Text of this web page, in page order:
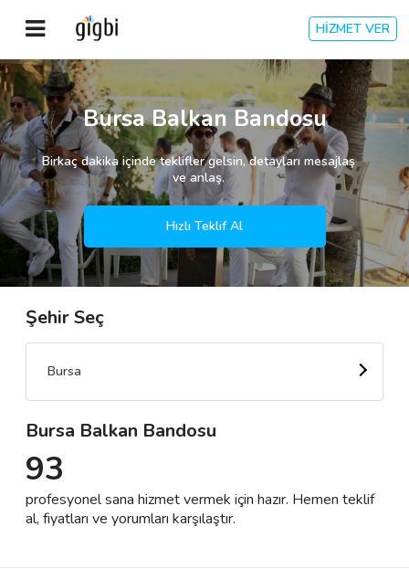
HİZMET VER
Anasayfa
Giriş Yap
Kayıt Ol
Kategoriler
🎈 Biz Kimiz?
🌟 Müşteri Değerlendirmeleri
Destek
İletişim
Bursa Balkan Bandosu
Birkaç dakika içinde teklifler gelsin, detayları mesajlaş
ve anlaş.
Hızlı Teklif Al
Şehir Seç
Bursa
Bursa Balkan Bandosu
93
profesyonel sana hizmet vermek için hazır. Hemen teklif
al, fiyatları ve yorumları karşılaştır.